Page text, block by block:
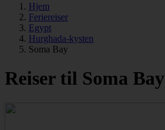
Hjem
Feriereiser
Egypt
Hurghada-kysten
Soma Bay
Reiser til Soma Bay